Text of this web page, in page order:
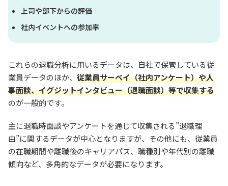
上司や部下からの評価
社内イベントへの参加率
これらの退職分析に用いるデータは、自社で保管している従
業員データのほか、 従業員サーベイ（社内アンケート）や人
事面談、イグジットインタビュー（退職面談）等で収集する
のが一般的です。
主に退職時面談やアンケートを通じて収集される”退職理
由”に関するデータが中心となりますが、その他にも、従業員
の在職期間や離職後のキャリアパス、職種別や年代別の離職
傾向など、多角的なデータが必要になります。